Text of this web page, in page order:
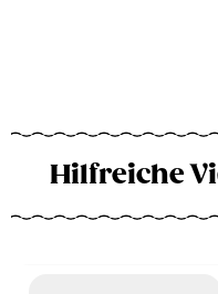
Hilfreiche